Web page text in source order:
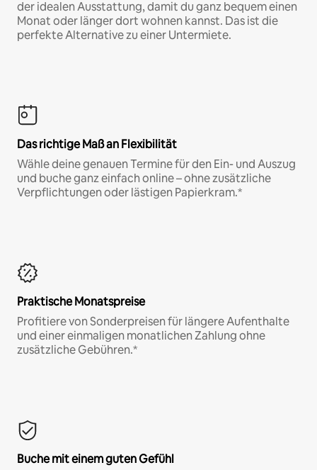
der idealen Ausstattung, damit du ganz bequem einen
Monat oder länger dort wohnen kannst. Das ist die
perfekte Alternative zu einer Untermiete.
Das richtige Maß an Flexibilität
Wähle deine genauen Termine für den Ein- und Auszug
und buche ganz einfach online – ohne zusätzliche
Verpflichtungen oder lästigen Papierkram.*
Praktische Monatspreise
Profitiere von Sonderpreisen für längere Aufenthalte
und einer einmaligen monatlichen Zahlung ohne
zusätzliche Gebühren.*
Buche mit einem guten Gefühl